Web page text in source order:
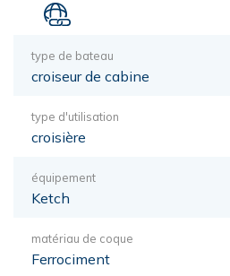
type de bateau
croiseur de cabine
type d'utilisation
croisière
équipement
Ketch
matériau de coque
Ferrociment